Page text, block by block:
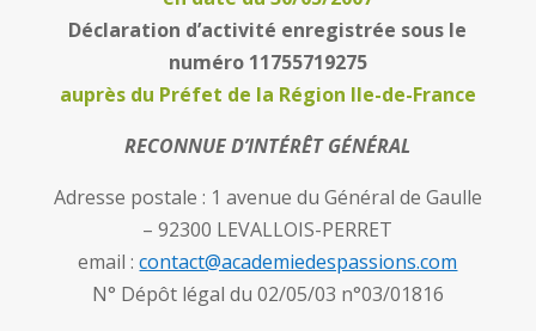
Déclaration d’activité enregistrée sous le
numéro 11755719275
auprès du Préfet de la Région Ile-de-France
RECONNUE D’INTÉRÊT GÉNÉRAL
Adresse postale : 1 avenue du Général de Gaulle
– 92300 LEVALLOIS-PERRET
email :contact@academiedespassions.com
N° Dépôt légal du 02/05/03 n°03/01816